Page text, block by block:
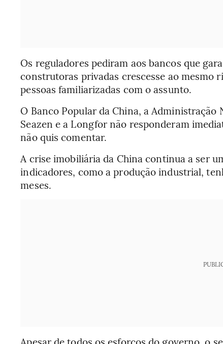
Os reguladores pediram aos bancos que
construtoras privadas crescesse ao mesmo
pessoas familiarizadas com o assunto.
O Banco Popular da China, a Administração
Seazen e a Longfor não responderam
não quis comentar.
A crise imobiliária da China continua a ser
indicadores, como a produção industrial,
meses.